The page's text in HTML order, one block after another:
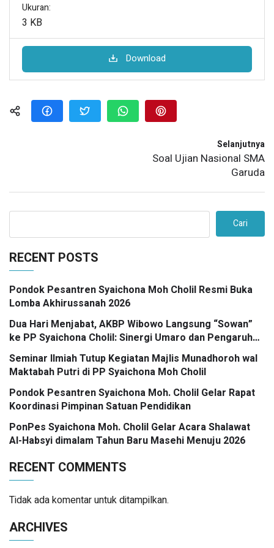
Ukuran:
3 KB
Download
Selanjutnya
Soal Ujian Nasional SMA
Garuda
Cari
RECENT POSTS
Pondok Pesantren Syaichona Moh Cholil Resmi Buka
Lomba Akhirussanah 2026
Dua Hari Menjabat, AKBP Wibowo Langsung “Sowan”
ke PP Syaichona Cholil: Sinergi Umaro dan Pengaruh
Tokoh Pesantren Kunci Bangkalan Madani
Seminar Ilmiah Tutup Kegiatan Majlis Munadhoroh wal
Maktabah Putri di PP Syaichona Moh Cholil
Pondok Pesantren Syaichona Moh. Cholil Gelar Rapat
Koordinasi Pimpinan Satuan Pendidikan
PonPes Syaichona Moh. Cholil Gelar Acara Shalawat
Al-Habsyi dimalam Tahun Baru Masehi Menuju 2026
RECENT COMMENTS
Tidak ada komentar untuk ditampilkan.
ARCHIVES